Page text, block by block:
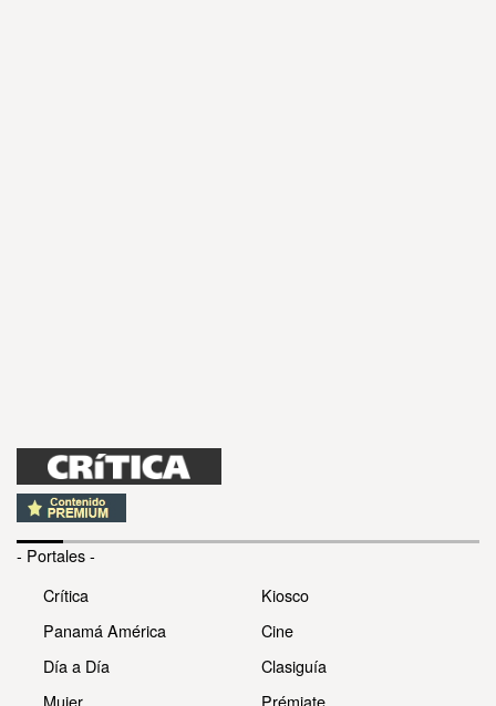
- Portales -
Crítica
Panamá América
Día a Día
Mujer
Kiosco
Cine
Clasiguía
Prémiate